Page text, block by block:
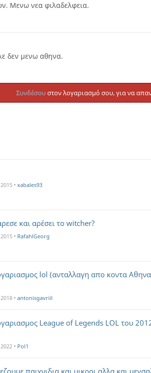
Μενω νεα φιλαδελφεια.
δεν μενω αθηνα.
Συνδέσουστον λογαριασμό σου, για να
• xabales93
και αρέσει το witcher?
• RafahlGeorg
lol (ανταλλαγη απο κοντα
• antonisgavriil
League of Legends LOL του
• Pol1
παιχνιδια και μικροι αλλα και